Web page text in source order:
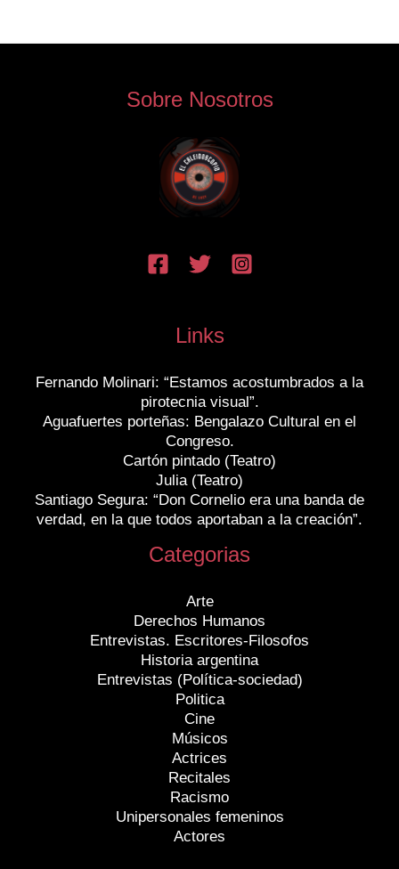
Sobre Nosotros
Links
Fernando Molinari: “Estamos acostumbrados a la
pirotecnia visual”.
Aguafuertes porteñas: Bengalazo Cultural en el
Congreso.
Cartón pintado (Teatro)
Julia (Teatro)
Santiago Segura: “Don Cornelio era una banda de
verdad, en la que todos aportaban a la creación”.
Categorias
Arte
Derechos Humanos
Entrevistas. Escritores-Filosofos
Historia argentina
Entrevistas (Política-sociedad)
Politica
Cine
Músicos
Actrices
Recitales
Racismo
Unipersonales femeninos
Actores